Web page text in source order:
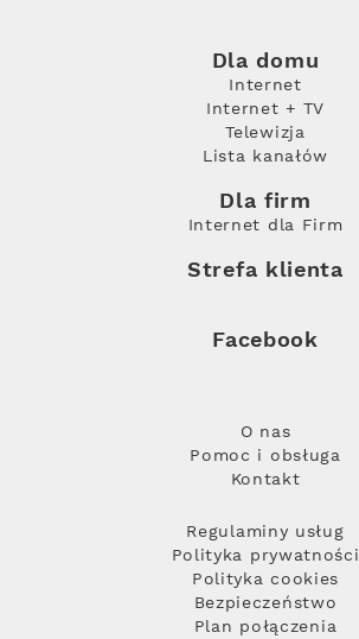
Dla domu
Internet
Internet + TV
Telewizja
Lista kanałów
Dla firm
Internet dla Firm
Strefa klienta
Facebook
O nas
Pomoc i obsługa
Kontakt
Regulaminy usług
Polityka prywatności
Polityka cookies
Bezpieczeństwo
Plan połączenia